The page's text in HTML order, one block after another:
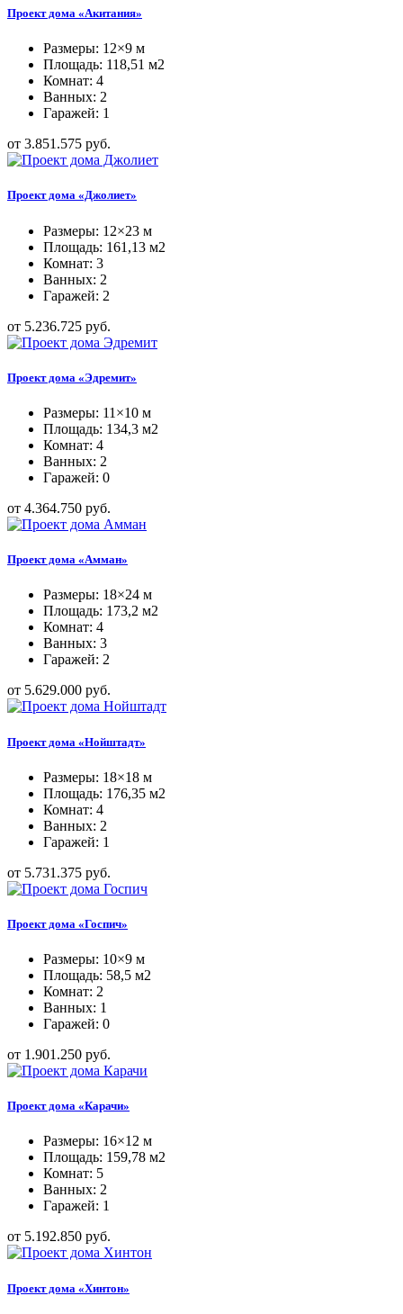
Проект дома «Акитания»
Размеры: 12×9 м
Площадь: 118,51 м2
Комнат: 4
Ванных: 2
Гаражей: 1
от 3.851.575 руб.
Проект дома «Джолиет»
Размеры: 12×23 м
Площадь: 161,13 м2
Комнат: 3
Ванных: 2
Гаражей: 2
от 5.236.725 руб.
Проект дома «Эдремит»
Размеры: 11×10 м
Площадь: 134,3 м2
Комнат: 4
Ванных: 2
Гаражей: 0
от 4.364.750 руб.
Проект дома «Амман»
Размеры: 18×24 м
Площадь: 173,2 м2
Комнат: 4
Ванных: 3
Гаражей: 2
от 5.629.000 руб.
Проект дома «Нойштадт»
Размеры: 18×18 м
Площадь: 176,35 м2
Комнат: 4
Ванных: 2
Гаражей: 1
от 5.731.375 руб.
Проект дома «Госпич»
Размеры: 10×9 м
Площадь: 58,5 м2
Комнат: 2
Ванных: 1
Гаражей: 0
от 1.901.250 руб.
Проект дома «Карачи»
Размеры: 16×12 м
Площадь: 159,78 м2
Комнат: 5
Ванных: 2
Гаражей: 1
от 5.192.850 руб.
Проект дома «Хинтон»